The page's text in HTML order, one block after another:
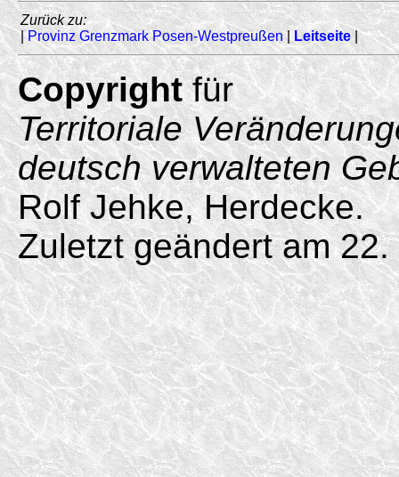
Zurück zu:
|Provinz Grenzmark Posen-Westpreußen| Leitseite|
Copyrightfür
Territoriale
deutsch verwalteten
Rolf Jehke, Herdecke.
Zuletzt geändert am